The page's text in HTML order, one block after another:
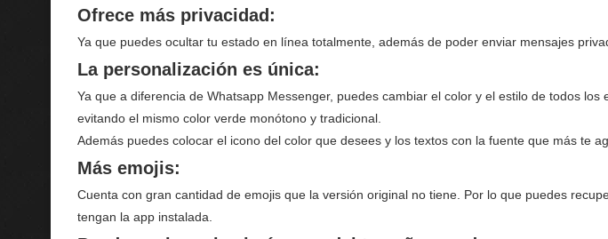
Ofrece más privacidad:
Ya que puedes ocultar tu estado en línea totalmente, además de poder enviar mensajes
La personalización es única:
Ya que a diferencia de Whatsapp Messenger, puedes cambiar el color y el estilo de todos
evitando el mismo color verde monótono y tradicional.
Además puedes colocar el icono del color que desees y los textos con la fuente que más te
Más emojis:
Cuenta con gran cantidad de emojis que la versión original no tiene. Por lo que puedes
tengan la app instalada.